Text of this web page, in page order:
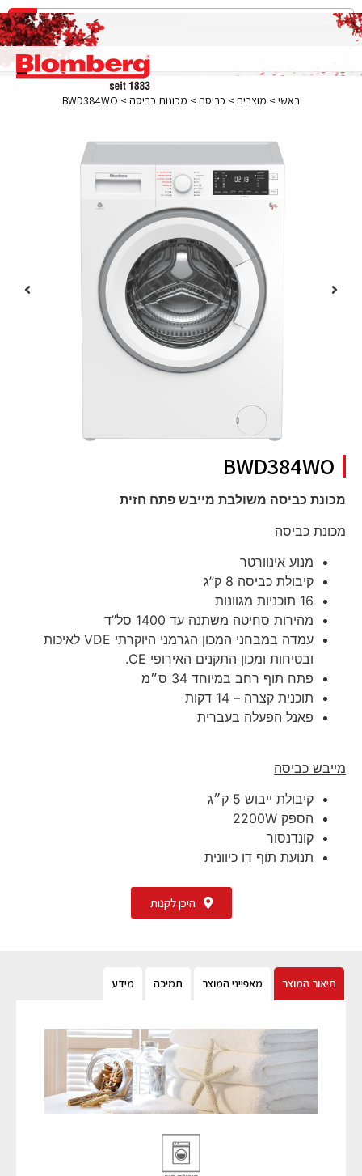
ראשי > מוצרים > כביסה > מכונות כביסה >
BWD384WO
BWD384WO
מכונת כביסה משולבת מייבש פתח חזית
מכונת כביסה
מנוע אינוורטר
קיבולת כביסה 8 ק”ג
16 תוכניות מגוונות
מהירות סחיטה משתנה עד 1400 סל”ד
עמדה במבחני המכון הגרמני היוקרתי VDE לאיכות
ובטיחות ומכון התקנים האירופי CE.
פתח תוף רחב במיוחד 34 ס״מ
תוכנית קצרה – 14 דקות
פאנל הפעלה בעברית
מייבש כביסה
קיבולת ייבוש 5 ק״ג
הספק 2200W
קונדנסור
תנועת תוף דו כיוונית
היכן לקנות
תיאור המוצר מאפייני המוצר תמיכה מידע